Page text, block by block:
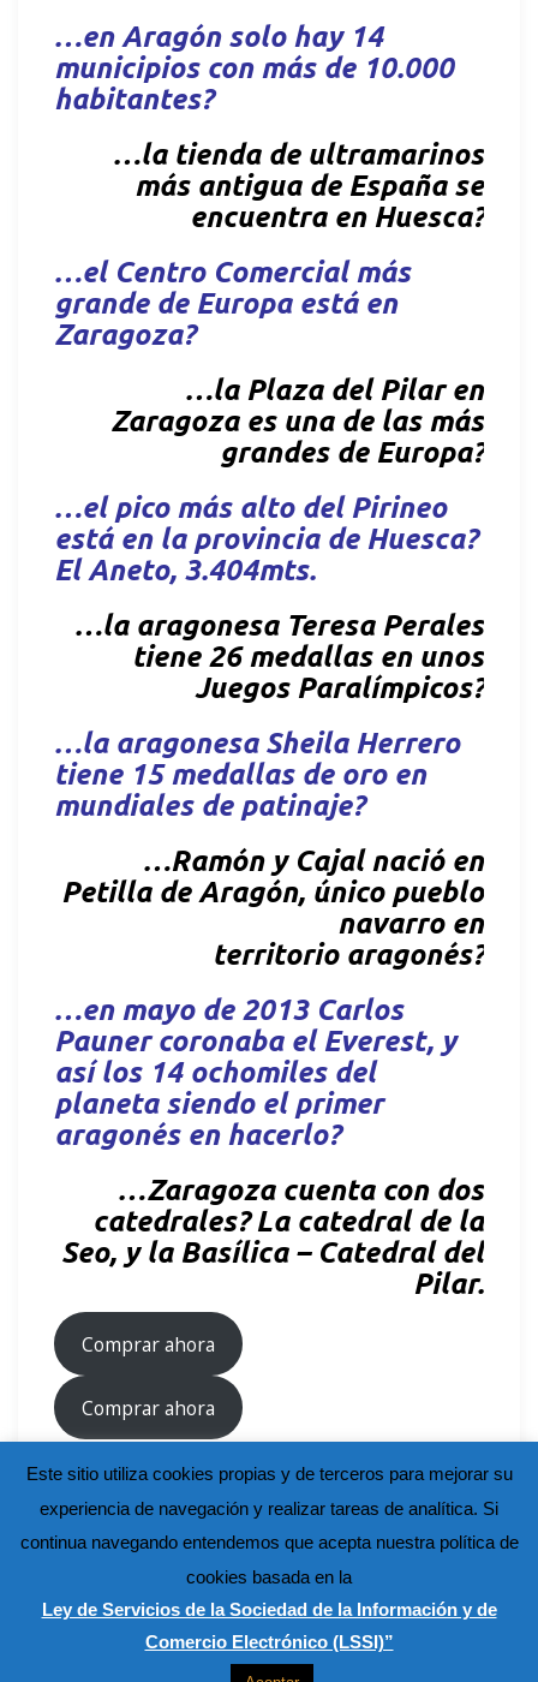
…en Aragón solo hay 14
municipios con más de 10.000
habitantes?
…la tienda de ultramarinos
más antigua de España se
encuentra en Huesca?
…el Centro Comercial más
grande de Europa está en
Zaragoza?
…la Plaza del Pilar en
Zaragoza es una de las más
grandes de Europa?
…el pico más alto del Pirineo
está en la provincia de Huesca?
El Aneto, 3.404mts.
…la aragonesa Teresa Perales
tiene 26 medallas en unos
Juegos Paralímpicos?
…la aragonesa Sheila Herrero
tiene 15 medallas de oro en
mundiales de patinaje?
…Ramón y Cajal nació en
Petilla de Aragón, único pueblo
navarro en
territorio aragonés?
…en mayo de 2013 Carlos
Pauner coronaba el Everest, y
así los 14 ochomiles del
planeta siendo el primer
aragonés en hacerlo?
…Zaragoza cuenta con dos
catedrales? La catedral de la
Seo, y la Basílica – Catedral del
Pilar.
Comprar ahora
Comprar ahora
Este sitio utiliza cookies propias y de terceros para mejorar su
experiencia de navegación y realizar tareas de analítica. Si
continua navegando entendemos que acepta nuestra política de
cookies basada en la
Ley de Servicios de la Sociedad de la Información y de
Comercio Electrónico (LSSI)”